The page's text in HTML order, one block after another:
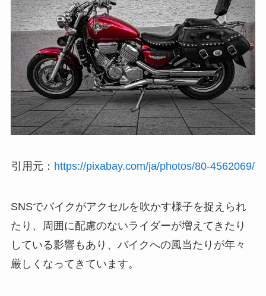
引用元： https://pixabay.com/ja/photos/80-4562069/
SNSでバイクがアクセルを吹かす様子を捉えられ
たり、周囲に配慮のないライダーが増えてきたり
している影響もあり、バイクへの風当たりが年々
厳しくなってきています。